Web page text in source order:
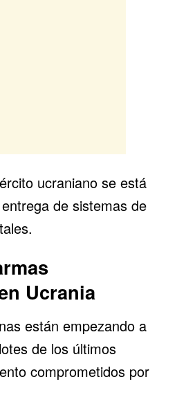
ucraniano se está
de sistemas de
Ucrania
están empezando a
de los últimos
comprometidos por